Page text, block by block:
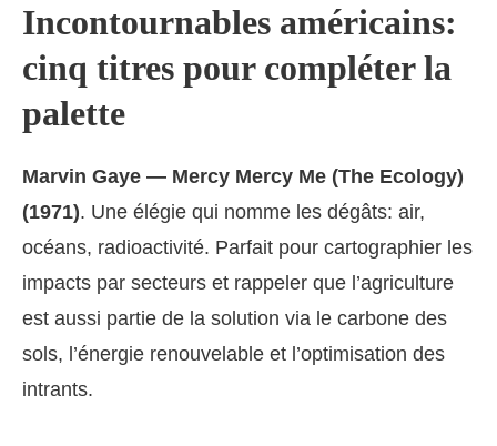
Incontournables américains:
cinq titres pour compléter la
palette
Marvin Gaye — Mercy Mercy Me (The Ecology)
(1971). Une élégie qui nomme les dégâts: air,
océans, radioactivité. Parfait pour cartographier les
impacts par secteurs et rappeler que l’agriculture
est aussi partie de la solution via le carbone des
sols, l’énergie renouvelable et l’optimisation des
intrants.